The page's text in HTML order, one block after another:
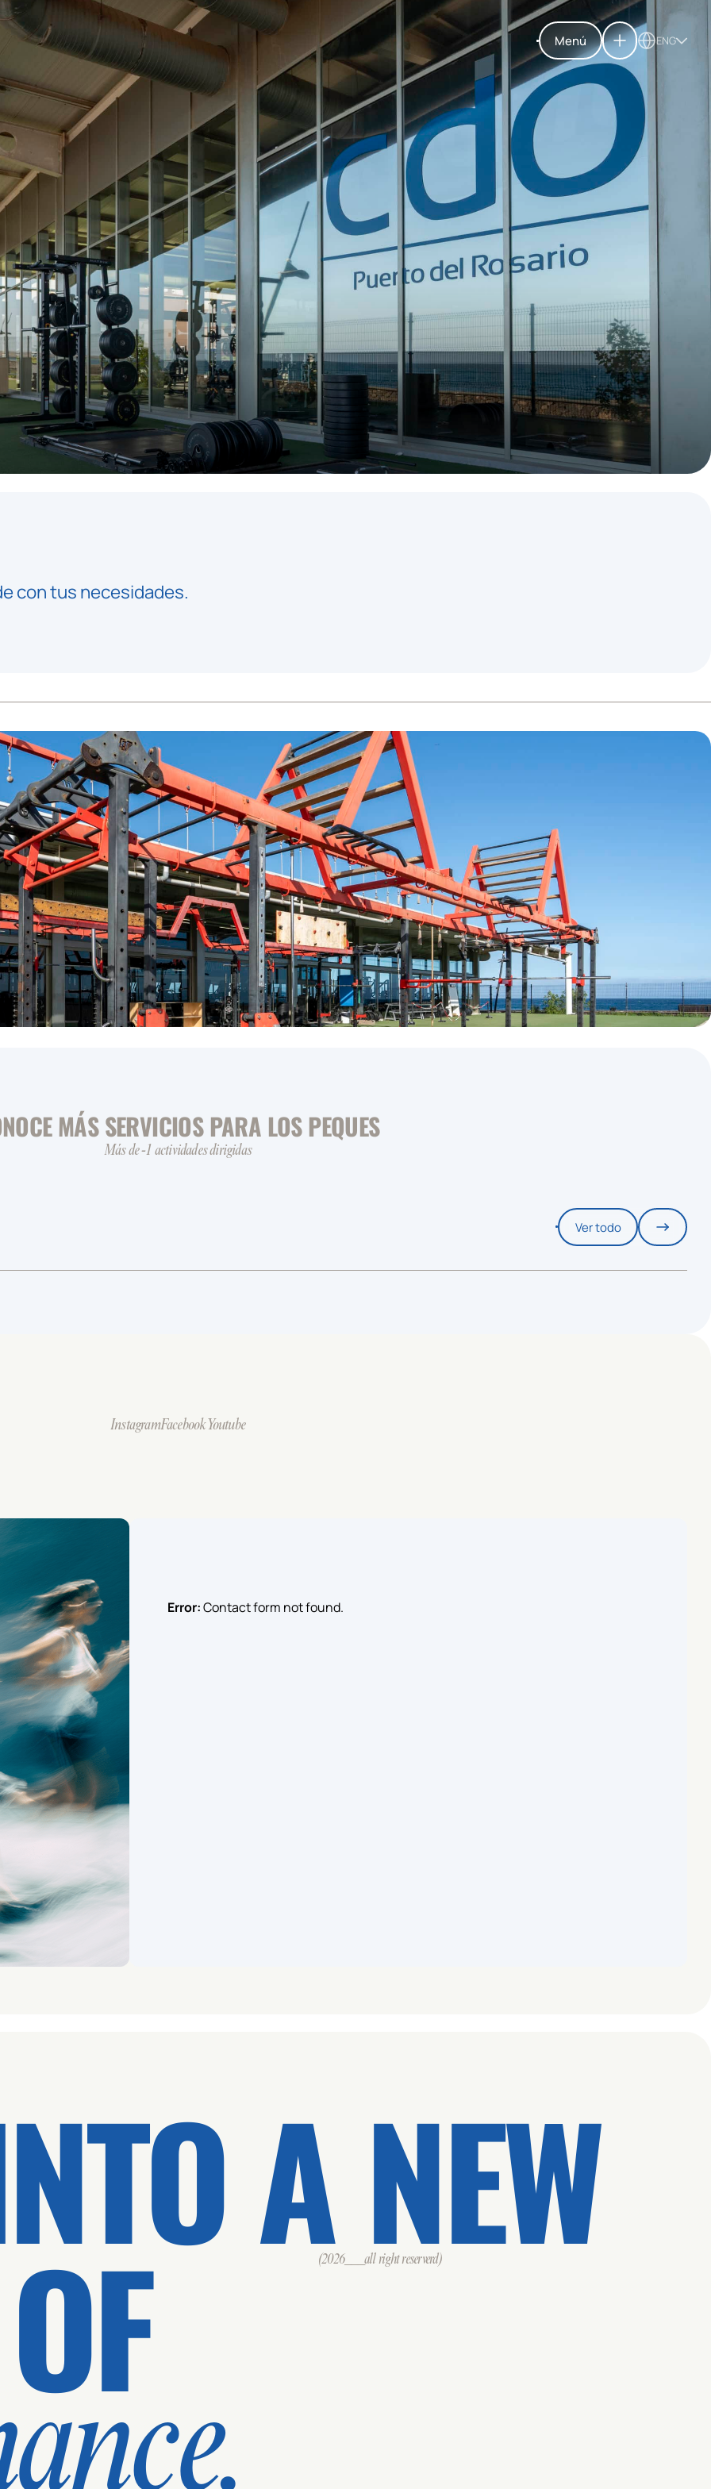
Menú ENG
con tus necesidades.
MÁS SERVICIOS PARA LOS PEQUES
Más de -1 actividades dirigidas
Ver todo
InstagramFacebookYoutube
Error:Contact form not found.
A NEW
(2026___all right reserverd)